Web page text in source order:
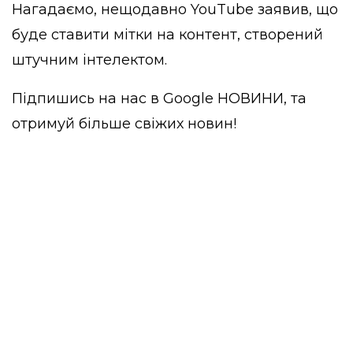
Нагадаємо, нещодавно YouTube заявив, що
буде ставити мітки на контент, створений
штучним інтелектом.
Підпишись на нас в Google НОВИНИ, та
отримуй більше свіжих новин!